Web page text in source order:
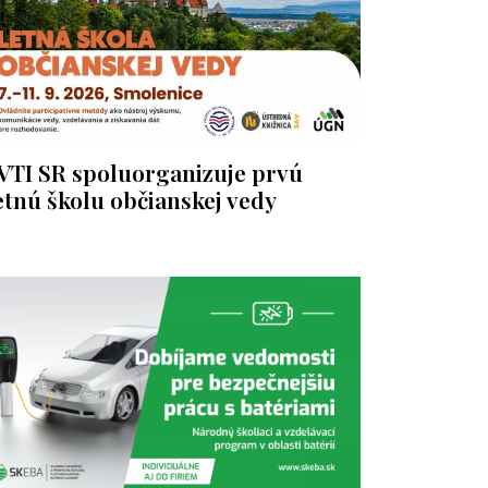
SR spoluorganizuje prvú
školu občianskej vedy